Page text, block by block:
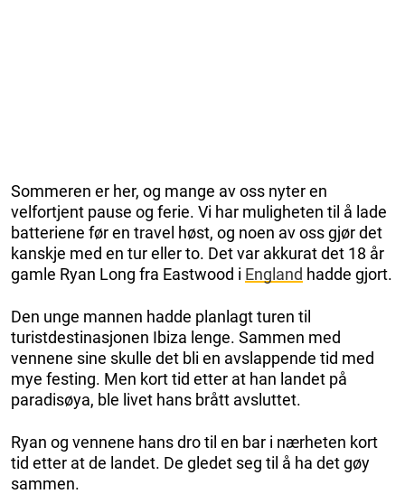
Sommeren er her, og mange av oss nyter en
velfortjent pause og ferie. Vi har muligheten til å lade
batteriene før en travel høst, og noen av oss gjør det
kanskje med en tur eller to. Det var akkurat det 18 år
gamle Ryan Long fra Eastwood i England hadde gjort.
Den unge mannen hadde planlagt turen til
turistdestinasjonen Ibiza lenge. Sammen med
vennene sine skulle det bli en avslappende tid med
mye festing. Men kort tid etter at han landet på
paradisøya, ble livet hans brått avsluttet.
Ryan og vennene hans dro til en bar i nærheten kort
tid etter at de landet. De gledet seg til å ha det gøy
sammen.